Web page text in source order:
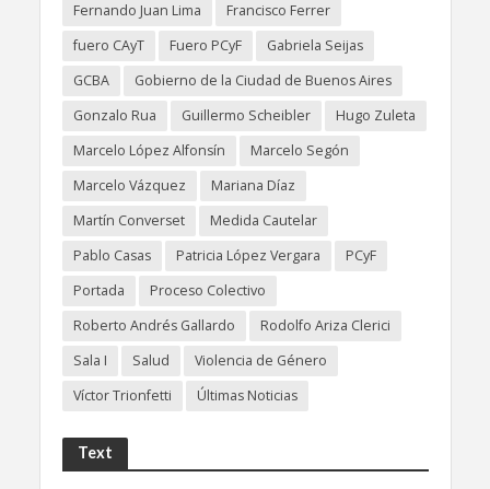
Fernando Juan Lima
Francisco Ferrer
fuero CAyT
Fuero PCyF
Gabriela Seijas
GCBA
Gobierno de la Ciudad de Buenos Aires
Gonzalo Rua
Guillermo Scheibler
Hugo Zuleta
Marcelo López Alfonsín
Marcelo Segón
Marcelo Vázquez
Mariana Díaz
Martín Converset
Medida Cautelar
Pablo Casas
Patricia López Vergara
PCyF
Portada
Proceso Colectivo
Roberto Andrés Gallardo
Rodolfo Ariza Clerici
Sala I
Salud
Violencia de Género
Víctor Trionfetti
Últimas Noticias
Text